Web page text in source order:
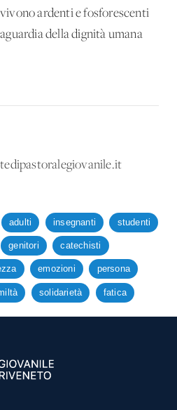
ardenti e fosforescenti
della dignità umana
adulti insegnanti studenti
genitori catechisti
emozioni persona
solidarietà fatica